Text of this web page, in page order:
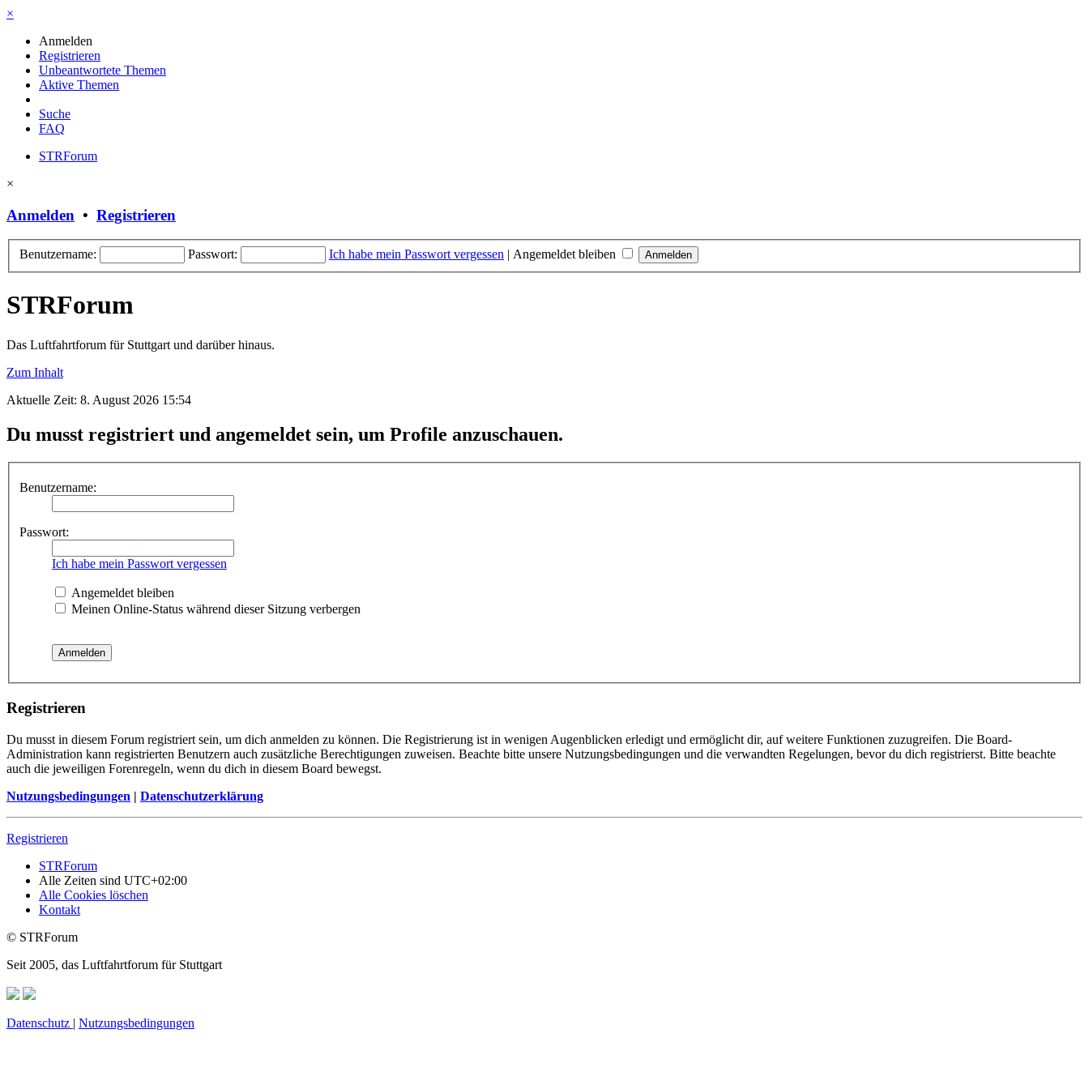
×
Anmelden
Registrieren
Unbeantwortete Themen
Aktive Themen
Suche
FAQ
STRForum
×
Anmelden • Registrieren
Benutzername: Passwort: Ich habe mein Passwort vergessen | Angemeldet bleiben
STRForum
Das Luftfahrtforum für Stuttgart und darüber hinaus.
Zum Inhalt
Aktuelle Zeit: 8. August 2026 15:54
Du musst registriert und angemeldet sein, um Profile anzuschauen.
Benutzername:
Passwort:
Ich habe mein Passwort vergessen
Angemeldet bleiben
Meinen Online-Status während dieser Sitzung verbergen
Registrieren
Du musst in diesem Forum registriert sein, um dich anmelden zu können. Die Registrierung ist in wenigen Augenblicken erledigt und ermöglicht dir, auf weitere Funktionen zuzugreifen. Die Board-
Administration kann registrierten Benutzern auch zusätzliche Berechtigungen zuweisen. Beachte bitte unsere Nutzungsbedingungen und die verwandten Regelungen, bevor du dich registrierst. Bitte beachte
auch die jeweiligen Forenregeln, wenn du dich in diesem Board bewegst.
Nutzungsbedingungen | Datenschutzerklärung
Registrieren
STRForum
Alle Zeiten sind UTC+02:00
Alle Cookies löschen
Kontakt
© STRForum
Seit 2005, das Luftfahrtforum für Stuttgart
Datenschutz | Nutzungsbedingungen